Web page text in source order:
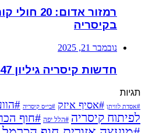
רמזור
בקיסריה
נובמבר 21, 2025
חדשות קיסריה גיליון 647
תגיות
#אסדת לוויתן #אסיף איזק #בי״ס קיסריה
לפיתוח קיסריה #הלל יפה #חוף